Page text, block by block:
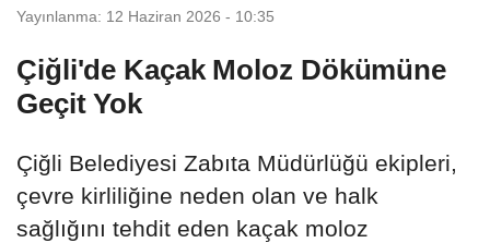
Yayınlanma: 12 Haziran 2026 - 10:35
Çiğli'de Kaçak Moloz Dökümüne
Geçit Yok
Çiğli Belediyesi Zabıta Müdürlüğü ekipleri,
çevre kirliliğine neden olan ve halk
sağlığını tehdit eden kaçak moloz